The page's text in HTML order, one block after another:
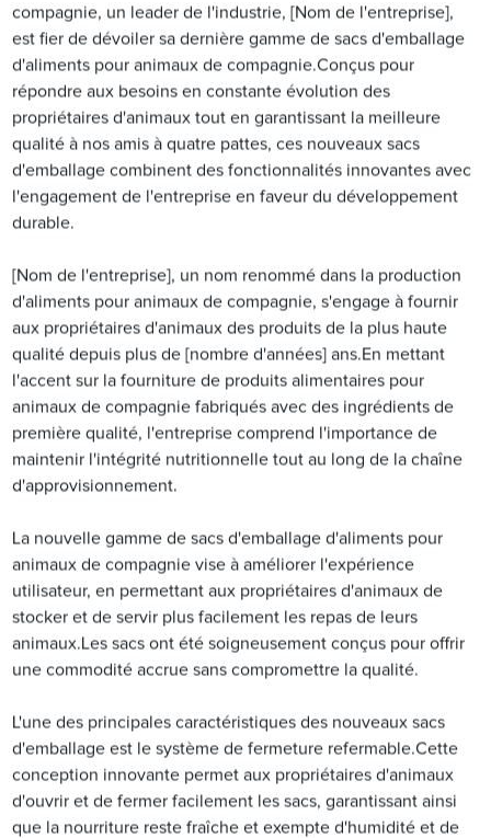
compagnie, un leader de l'industrie, [Nom de l'entreprise],
est fier de dévoiler sa dernière gamme de sacs d'emballage
d'aliments pour animaux de compagnie.Conçus pour
répondre aux besoins en constante évolution des
propriétaires d'animaux tout en garantissant la meilleure
qualité à nos amis à quatre pattes, ces nouveaux sacs
d'emballage combinent des fonctionnalités innovantes avec
l'engagement de l'entreprise en faveur du développement
durable.
[Nom de l'entreprise], un nom renommé dans la production
d'aliments pour animaux de compagnie, s'engage à fournir
aux propriétaires d'animaux des produits de la plus haute
qualité depuis plus de [nombre d'années] ans.En mettant
l'accent sur la fourniture de produits alimentaires pour
animaux de compagnie fabriqués avec des ingrédients de
première qualité, l'entreprise comprend l'importance de
maintenir l'intégrité nutritionnelle tout au long de la chaîne
d'approvisionnement.
La nouvelle gamme de sacs d'emballage d'aliments pour
animaux de compagnie vise à améliorer l'expérience
utilisateur, en permettant aux propriétaires d'animaux de
stocker et de servir plus facilement les repas de leurs
animaux.Les sacs ont été soigneusement conçus pour offrir
une commodité accrue sans compromettre la qualité.
L'une des principales caractéristiques des nouveaux sacs
d'emballage est le système de fermeture refermable.Cette
conception innovante permet aux propriétaires d'animaux
d'ouvrir et de fermer facilement les sacs, garantissant ainsi
que la nourriture reste fraîche et exempte d'humidité et de